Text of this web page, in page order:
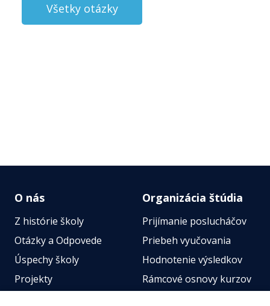
Všetky otázky
O nás
Z histórie školy
Otázky a Odpovede
Úspechy školy
Projekty
Organizácia štúdia
Prijímanie poslucháčov
Priebeh vyučovania
Hodnotenie výsledkov
Rámcové osnovy kurzov